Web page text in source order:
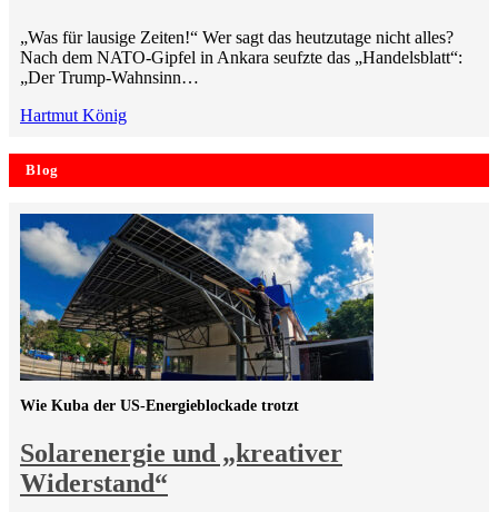
„Was für lausige Zeiten!“ Wer sagt das heutzutage nicht alles?
Nach dem NATO-Gipfel in Ankara seufzte das „Handelsblatt“:
„Der Trump-Wahnsinn…
Hartmut König
Blog
Solarenergie und „kreativer
Widerstand“
Wie Kuba der US-Energieblockade trotzt